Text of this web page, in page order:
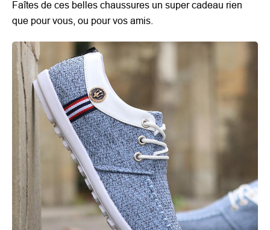
Faîtes de ces belles chaussures un super cadeau rien
que pour vous, ou pour vos amis.